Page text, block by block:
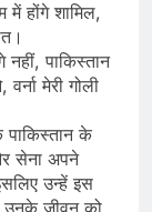
में होंगे शामिल,
पाकिस्तान
मेरी गोली
पाकिस्तान के
सेना अपने
उन्हें इस